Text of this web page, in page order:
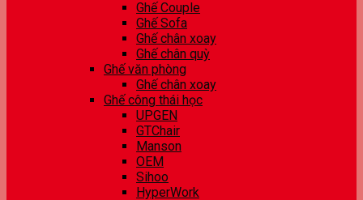
Ghế Couple
Ghế Sofa
Ghế chân xoay
Ghế chân quỳ
Ghế văn phòng
Ghế chân xoay
Ghế công thái học
UPGEN
GTChair
Manson
OEM
Sihoo
HyperWork